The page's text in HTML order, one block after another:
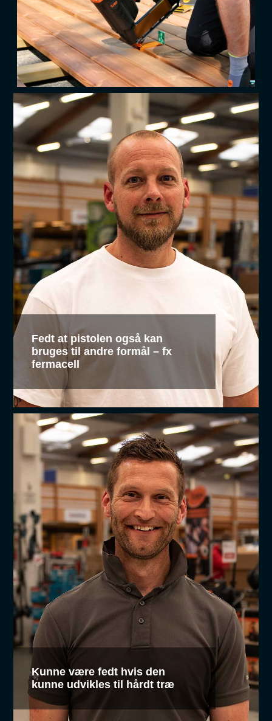
Fedt at pistolen også kan
bruges til andre formål – fx
fermacell
Kunne være fedt hvis den
kunne udvikles til hårdt træ